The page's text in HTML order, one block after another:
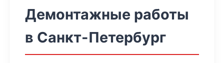
Демонтажные работы
в Санкт-Петербург